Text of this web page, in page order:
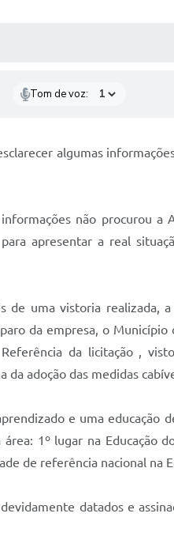
Tom de voz:
algumas
não procurou a
apresentar a real
uma vistoria realizada,
da empresa, o
da licitação ,
adoção das medidas
e uma educação
1º lugar na Educação
de referência nacional na
datados e